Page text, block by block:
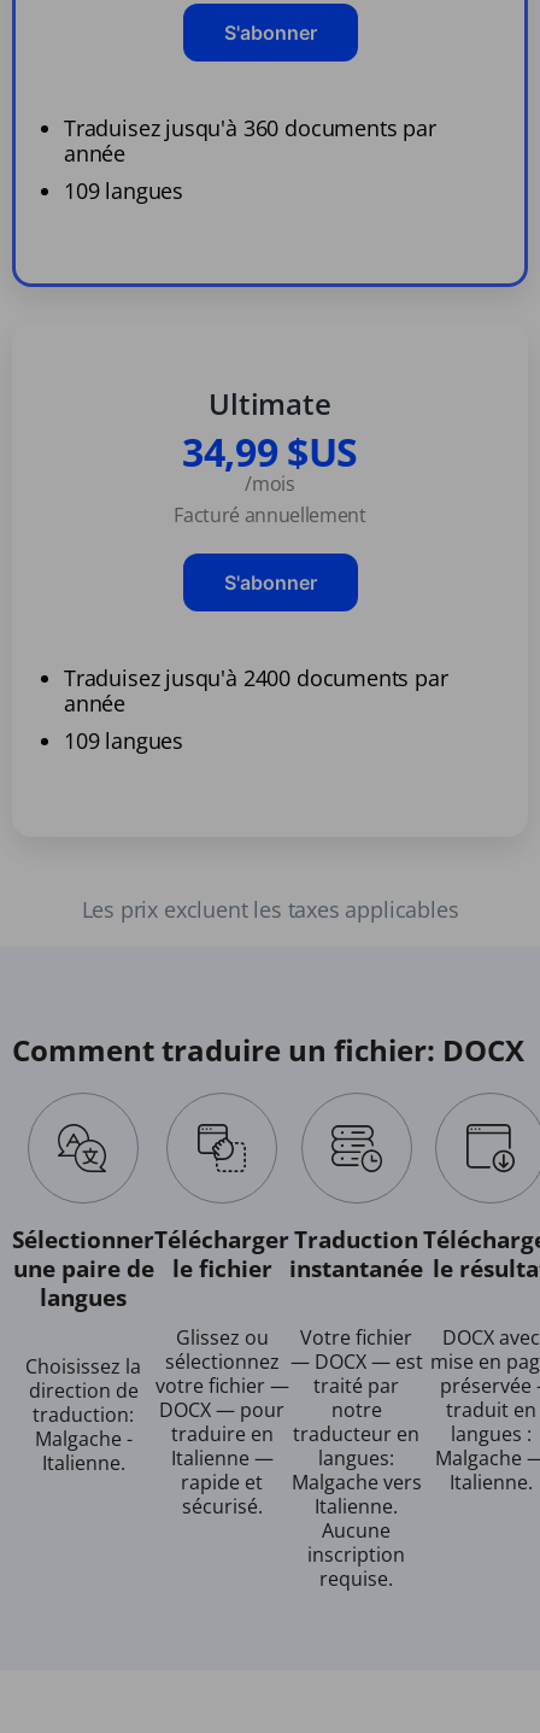
S'abonner
Traduisez jusqu'à 360 documents par
année
109 langues
Ultimate
34,99 $US
/mois
Facturé annuellement
S'abonner
Traduisez jusqu'à 2400 documents par
année
109 langues
Les prix excluent les taxes applicables
Comment traduire un fichier: DOCX
Sélectionner
une paire de
langues
Choisissez la
direction de
traduction:
Malgache -
Italienne.
Télécharger
le fichier
Glissez ou
sélectionnez
votre fichier —
DOCX — pour
traduire en
Italienne —
rapide et
sécurisé.
Traduction
instantanée
Votre fichier
— DOCX — est
traité par
notre
traducteur en
langues:
Malgache vers
Italienne.
Aucune
inscription
requise.
le
DOCX avec
mise en
préservée
traduit en
langues :
Malgache
Italienne.